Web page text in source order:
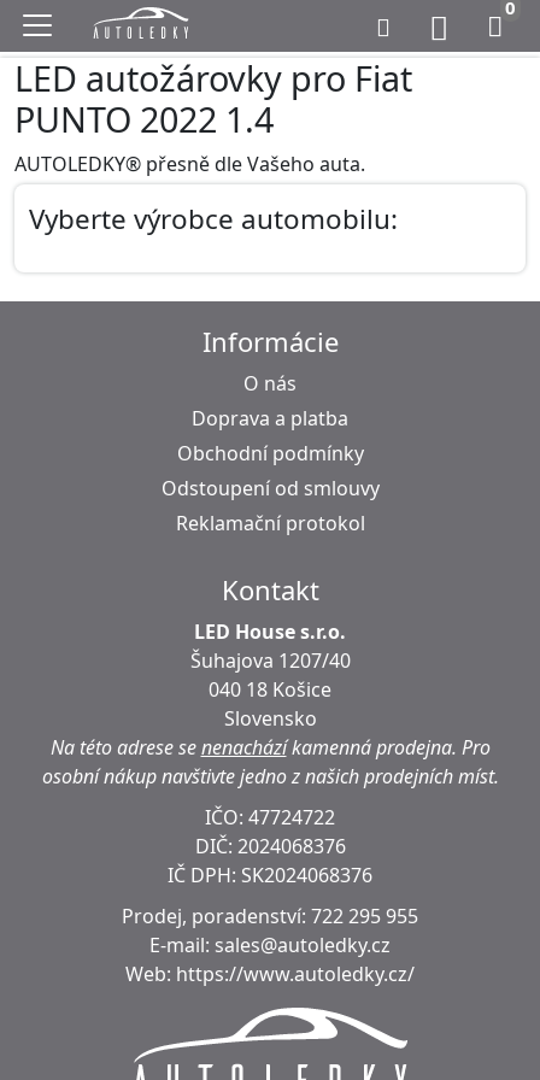
0
LED autožárovky pro Fiat
PUNTO 2022 1.4
AUTOLEDKY® přesně dle Vašeho auta.
Vyberte výrobce automobilu:
Informácie
O nás
Doprava a platba
Obchodní podmínky
Odstoupení od smlouvy
Reklamační protokol
Kontakt
LED House s.r.o.
Šuhajova 1207/40
040 18 Košice
Slovensko
Na této adrese senenacházíkamenná prodejna. Pro
osobní nákup navštivte jedno z našich prodejních míst.
IČO: 47724722
DIČ: 2024068376
IČ DPH: SK2024068376
Prodej, poradenství: 722 295 955
E-mail: sales@autoledky.cz
Web: https://www.autoledky.cz/